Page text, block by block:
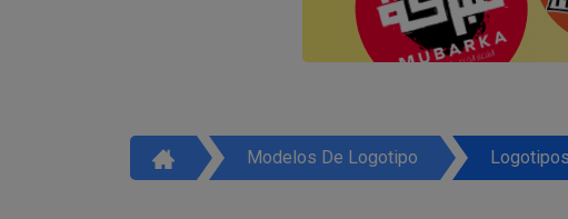
Modelos De Logotipo